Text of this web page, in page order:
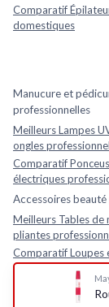
Comparatif
domestiques
Manucure et
professionnelles
Meilleurs Lampes
ongles
Comparatif
électriques
Accessoires
Meilleurs Tables de
pliantes
Comparatif Loupes
avec lampe LED
TOP Fauteuils